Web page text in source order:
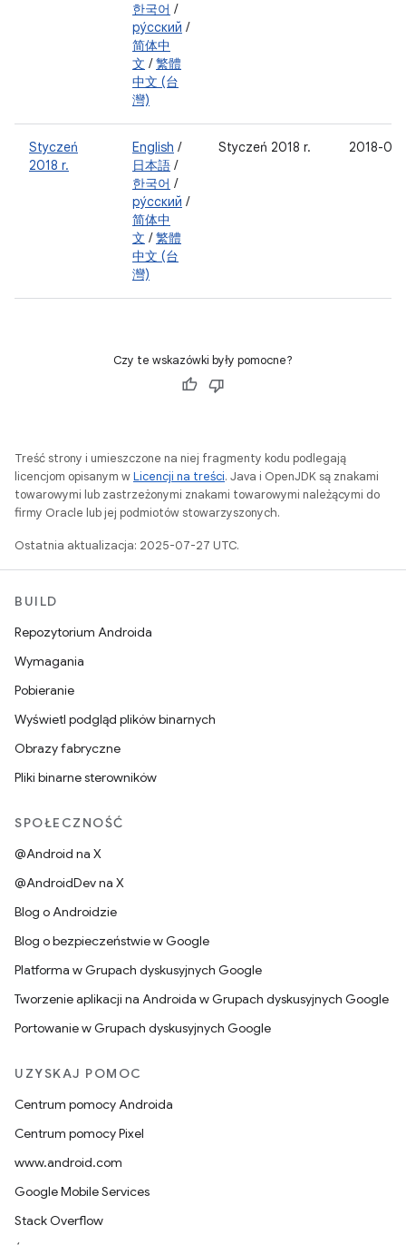
한국어 /
ру́сский /
简体中
文 /繁體
中文 (台
灣)
Styczeń
2018 r.
English /
日本語 /
한국어 /
ру́сский /
简体中
文 /繁體
中文 (台
灣)
Styczeń 2018 r. 2018-
Czy te wskazówki były pomocne?
Treść strony i umieszczone na niej fragmenty kodu podlegają
licencjom opisanym wLicencji na treści. Java i OpenJDK są znakami
towarowymi lub zastrzeżonymi znakami towarowymi należącymi do
firmy Oracle lub jej podmiotów stowarzyszonych.
Ostatnia aktualizacja: 2025-07-27 UTC.
BUILD
Repozytorium Androida
Wymagania
Pobieranie
Wyświetl podgląd plików binarnych
Obrazy fabryczne
Pliki binarne sterowników
SPOŁECZNOŚĆ
@Android na X
@AndroidDev na X
Blog o Androidzie
Blog o bezpieczeństwie w Google
Platforma w Grupach dyskusyjnych Google
Tworzenie aplikacji na Androida w Grupach dyskusyjnych Google
Portowanie w Grupach dyskusyjnych Google
UZYSKAJ POMOC
Centrum pomocy Androida
Centrum pomocy Pixel
www.android.com
Google Mobile Services
Stack Overflow